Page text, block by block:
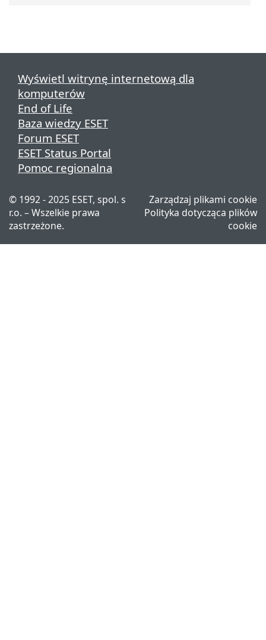
Wyświetl witrynę internetową dla
komputerów
End of Life
Baza wiedzy ESET
Forum ESET
ESET Status Portal
Pomoc regionalna
© 1992 - 2025 ESET, spol. s
r.o. – Wszelkie prawa
zastrzeżone.
Zarządzaj plikami cookie
Polityka dotycząca plików
cookie